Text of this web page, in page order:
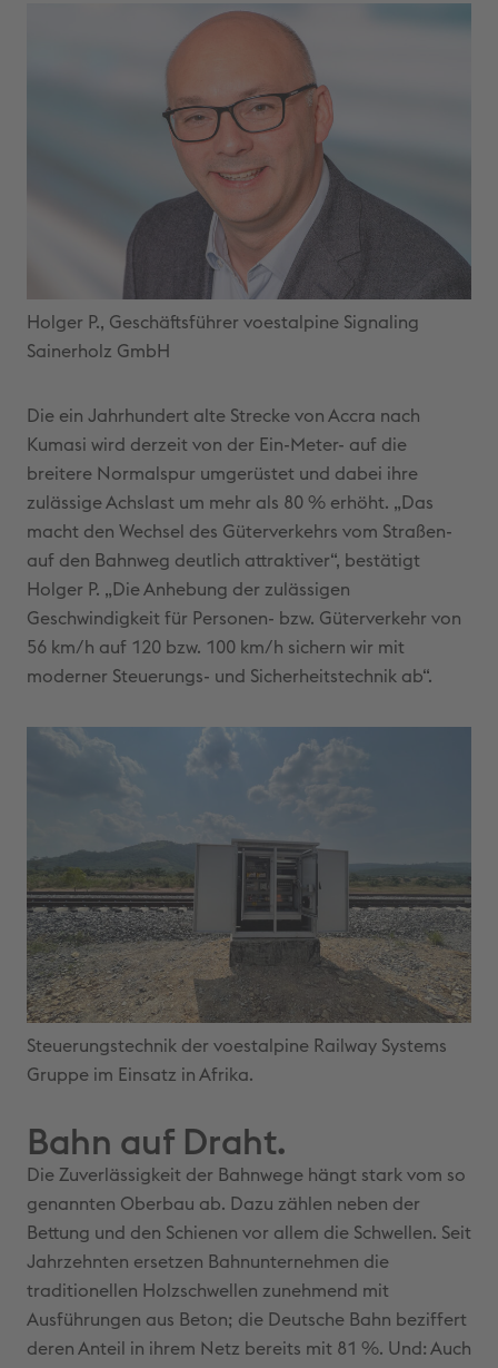
Holger P., Geschäftsführer voestalpine Signaling
Sainerholz GmbH
Die ein Jahrhundert alte Strecke von Accra nach
Kumasi wird derzeit von der Ein-Meter- auf die
breitere Normalspur umgerüstet und dabei ihre
zulässige Achslast um mehr als 80 % erhöht. „Das
macht den Wechsel des Güterverkehrs vom Straßen-
auf den Bahnweg deutlich attraktiver“, bestätigt
Holger P. „Die Anhebung der zulässigen
Geschwindigkeit für Personen- bzw. Güterverkehr von
56 km/h auf 120 bzw. 100 km/h sichern wir mit
moderner Steuerungs- und Sicherheitstechnik ab“.
Steuerungstechnik der voestalpine Railway Systems
Gruppe im Einsatz in Afrika.
Bahn auf Draht.
Die Zuverlässigkeit der Bahnwege hängt stark vom so
genannten Oberbau ab. Dazu zählen neben der
Bettung und den Schienen vor allem die Schwellen. Seit
Jahrzehnten ersetzen Bahnunternehmen die
traditionellen Holzschwellen zunehmend mit
Ausführungen aus Beton; die Deutsche Bahn beziffert
deren Anteil in ihrem Netz bereits mit 81 %. Und: Auch